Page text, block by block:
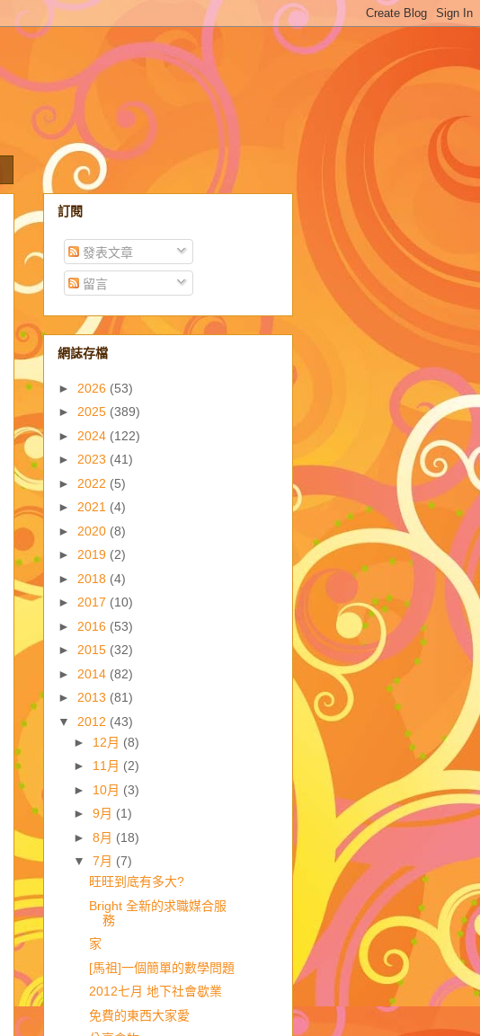
訂閱
發表文章
留言
網誌存檔
► 2026 (53)
► 2025 (389)
► 2024 (122)
► 2023 (41)
► 2022 (5)
► 2021 (4)
► 2020 (8)
► 2019 (2)
► 2018 (4)
► 2017 (10)
► 2016 (53)
► 2015 (32)
► 2014 (82)
► 2013 (81)
▼ 2012 (43)
► 12月 (8)
► 11月 (2)
► 10月 (3)
► 9月 (1)
► 8月 (18)
▼ 7月 (7)
旺旺到底有多大?
Bright 全新的求職媒合服
務
家
[馬祖]一個簡單的數學問題
2012七月 地下社會歇業
免費的東西大家愛